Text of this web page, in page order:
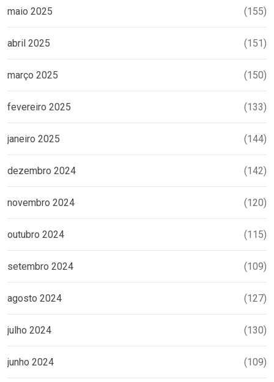
maio 2025 (155)
abril 2025 (151)
março 2025 (150)
fevereiro 2025 (133)
janeiro 2025 (144)
dezembro 2024 (142)
novembro 2024 (120)
outubro 2024 (115)
setembro 2024 (109)
agosto 2024 (127)
julho 2024 (130)
junho 2024 (109)